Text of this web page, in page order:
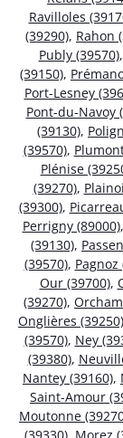
Ravilloles
(39290), Rahon
Publy (39570),
(39150),
Port-Lesney
Pont-du-Navoy
(39130),
(39570),
Plénise
(39270),
(39300),
Perrigny (89000),
(39130),
(39570), Pagnoz
Our (39700),
(39270),
Onglières (39250)
(39570), Ney
(39380),
Nantey (39160),
Saint-Amour
Moutonne